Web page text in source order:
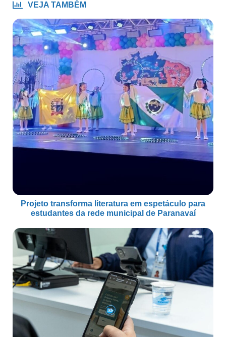
VEJA TAMBÉM
Projeto transforma literatura em espetáculo para
estudantes da rede municipal de Paranavaí